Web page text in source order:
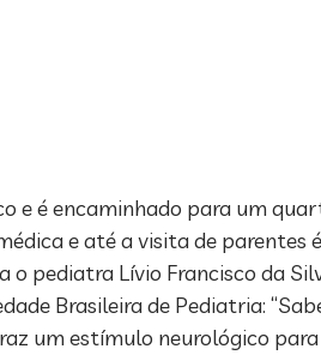
e é encaminhado para um
e até a visita de parentes
pediatra Lívio Francisco da
Brasileira de Pediatria:
um estímulo neurológico